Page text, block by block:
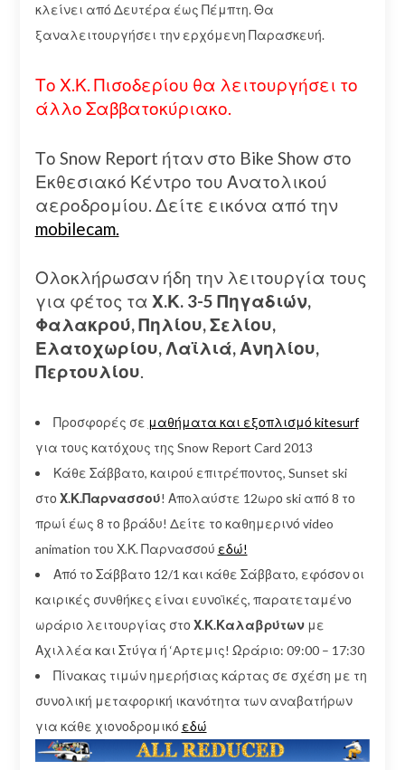
κλείνει από Δευτέρα έως Πέμπτη. Θα
ξαναλειτουργήσει την ερχόμενη Παρασκευή.
Το Χ.Κ. Πισοδερίου θα λειτουργήσει το
άλλο Σαββατοκύριακο.
Το Snow Report ήταν στο Bike Show στο
Εκθεσιακό Κέντρο του Ανατολικού
αεροδρομίου. Δείτε εικόνα από την
mobilecam.
Ολοκλήρωσαν ήδη την λειτουργία τους
για φέτος τα Χ.Κ. 3-5 Πηγαδιών,
Φαλακρού, Πηλίου, Σελίου,
Ελατοχωρίου, Λαϊλιά, Ανηλίου,
Περτουλίου.
Προσφορές σε μαθήματα και εξοπλισμό kitesurf
για τους κατόχους της Snow Report Card 2013
Κάθε Σάββατο, καιρού επιτρέποντος, Sunset ski
στο Χ.Κ.Παρνασσού! Απολαύστε 12ωρο ski από 8 το
πρωί έως 8 το βράδυ! Δείτε το καθημερινό video
animation του Χ.Κ. Παρνασσού εδώ!
Από το Σάββατο 12/1 και κάθε Σάββατο, εφόσον οι
καιρικές συνθήκες είναι ευνοϊκές, παρατεταμένο
ωράριο λειτουργίας στο Χ.Κ.Καλαβρύτωνμε
Αχιλλέα και Στύγα ή ‘Aρτεμις! Ωράριο: 09:00 – 17:30
Πίνακας τιμών ημερήσιας κάρτας σε σχέση με τη
συνολική μεταφορική ικανότητα των αναβατήρων
για κάθε χιονοδρομικό εδώ